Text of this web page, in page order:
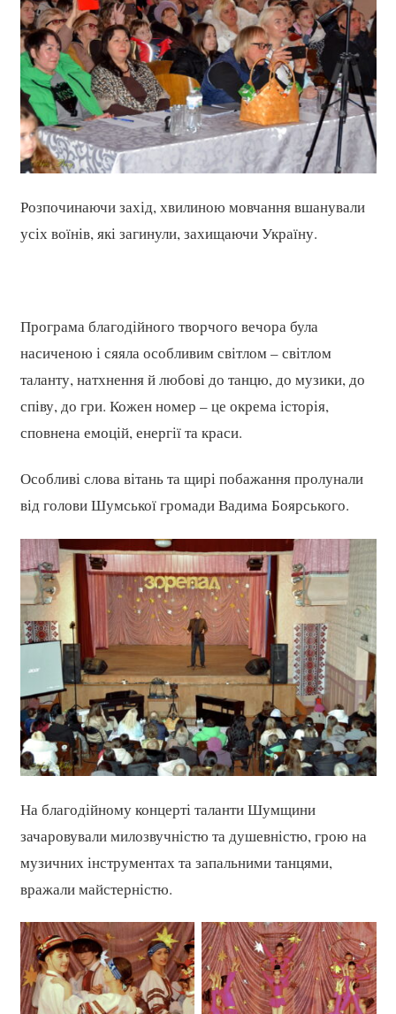
Розпочинаючи захід, хвилиною мовчання вшанували
усіх воїнів, які загинули, захищаючи Україну.
Програма благодійного творчого вечора була
насиченою і сяяла особливим світлом – світлом
таланту, натхнення й любові до танцю, до музики, до
співу, до гри. Кожен номер – це окрема історія,
сповнена емоцій, енергії та краси.
Особливі слова вітань та щирі побажання пролунали
від голови Шумської громади Вадима Боярського.
На благодійному концерті таланти Шумщини
зачаровували милозвучністю та душевністю, грою на
музичних інструментах та запальними танцями,
вражали майстерністю.